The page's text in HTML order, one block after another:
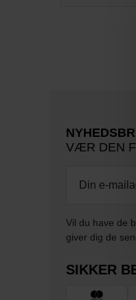
VÆR DEN
Vil du have de
giver dig de
SIKKER